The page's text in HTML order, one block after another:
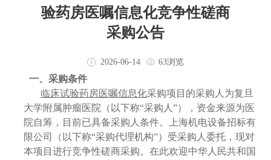
验药房医嘱信息化竞争性磋商
采购公告
2026-06-14 63浏览
一、采购条件
临床试验药房医嘱信息化采购项目的采购人为复旦
大学附属肿瘤医院（以下称“采购人”），资金来源为医
院自筹，目前已具备采购人条件。上海机电设备招标有
限公司（以下称“采购代理机构”）受采购人委托，现对
本项目进行竞争性磋商采购。在此欢迎中华人民共和国